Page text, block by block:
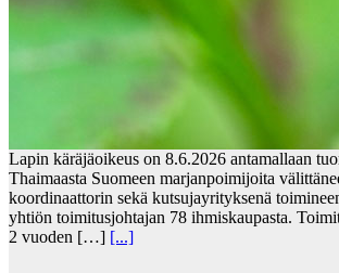
Lapin käräjäoikeus on 8.6.2026 antamallaan
Thaimaasta Suomeen marjanpoimijoita
koordinaattorin sekä kutsujayrityksenä
yhtiön toimitusjohtajan 78 ihmiskaupasta.
2 vuoden […] [...]